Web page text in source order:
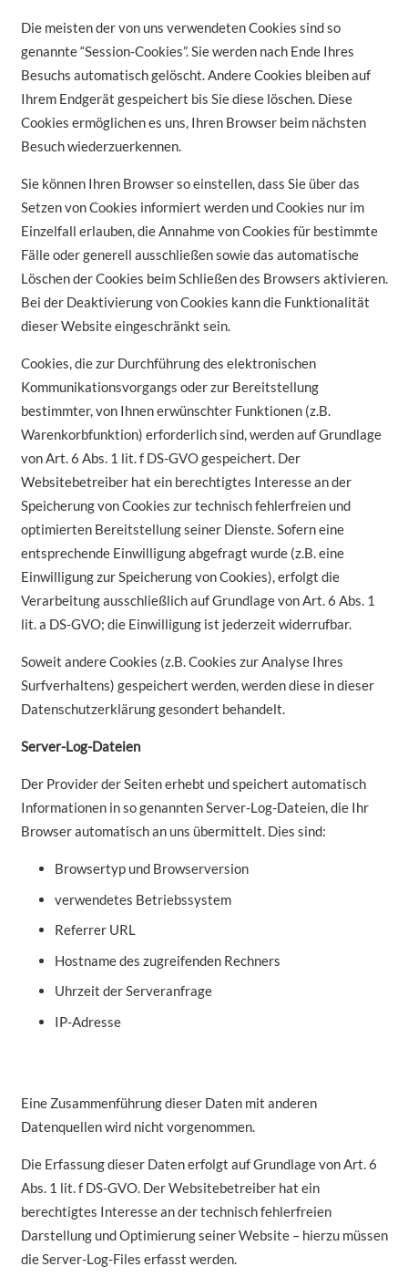
Die meisten der von uns verwendeten Cookies sind so
genannte “Session-Cookies”. Sie werden nach Ende Ihres
Besuchs automatisch gelöscht. Andere Cookies bleiben auf
Ihrem Endgerät gespeichert bis Sie diese löschen. Diese
Cookies ermöglichen es uns, Ihren Browser beim nächsten
Besuch wiederzuerkennen.
Sie können Ihren Browser so einstellen, dass Sie über das
Setzen von Cookies informiert werden und Cookies nur im
Einzelfall erlauben, die Annahme von Cookies für bestimmte
Fälle oder generell ausschließen sowie das automatische
Löschen der Cookies beim Schließen des Browsers aktivieren.
Bei der Deaktivierung von Cookies kann die Funktionalität
dieser Website eingeschränkt sein.
Cookies, die zur Durchführung des elektronischen
Kommunikationsvorgangs oder zur Bereitstellung
bestimmter, von Ihnen erwünschter Funktionen (z.B.
Warenkorbfunktion) erforderlich sind, werden auf Grundlage
von Art. 6 Abs. 1 lit. f DS-GVO gespeichert. Der
Websitebetreiber hat ein berechtigtes Interesse an der
Speicherung von Cookies zur technisch fehlerfreien und
optimierten Bereitstellung seiner Dienste. Sofern eine
entsprechende Einwilligung abgefragt wurde (z.B. eine
Einwilligung zur Speicherung von Cookies), erfolgt die
Verarbeitung ausschließlich auf Grundlage von Art. 6 Abs. 1
lit. a DS-GVO; die Einwilligung ist jederzeit widerrufbar.
Soweit andere Cookies (z.B. Cookies zur Analyse Ihres
Surfverhaltens) gespeichert werden, werden diese in dieser
Datenschutzerklärung gesondert behandelt.
Server-Log-Dateien
Der Provider der Seiten erhebt und speichert automatisch
Informationen in so genannten Server-Log-Dateien, die Ihr
Browser automatisch an uns übermittelt. Dies sind:
Browsertyp und Browserversion
verwendetes Betriebssystem
Referrer URL
Hostname des zugreifenden Rechners
Uhrzeit der Serveranfrage
IP-Adresse
Eine Zusammenführung dieser Daten mit anderen
Datenquellen wird nicht vorgenommen.
Die Erfassung dieser Daten erfolgt auf Grundlage von Art. 6
Abs. 1 lit. f DS-GVO. Der Websitebetreiber hat ein
berechtigtes Interesse an der technisch fehlerfreien
Darstellung und Optimierung seiner Website – hierzu müssen
die Server-Log-Files erfasst werden.